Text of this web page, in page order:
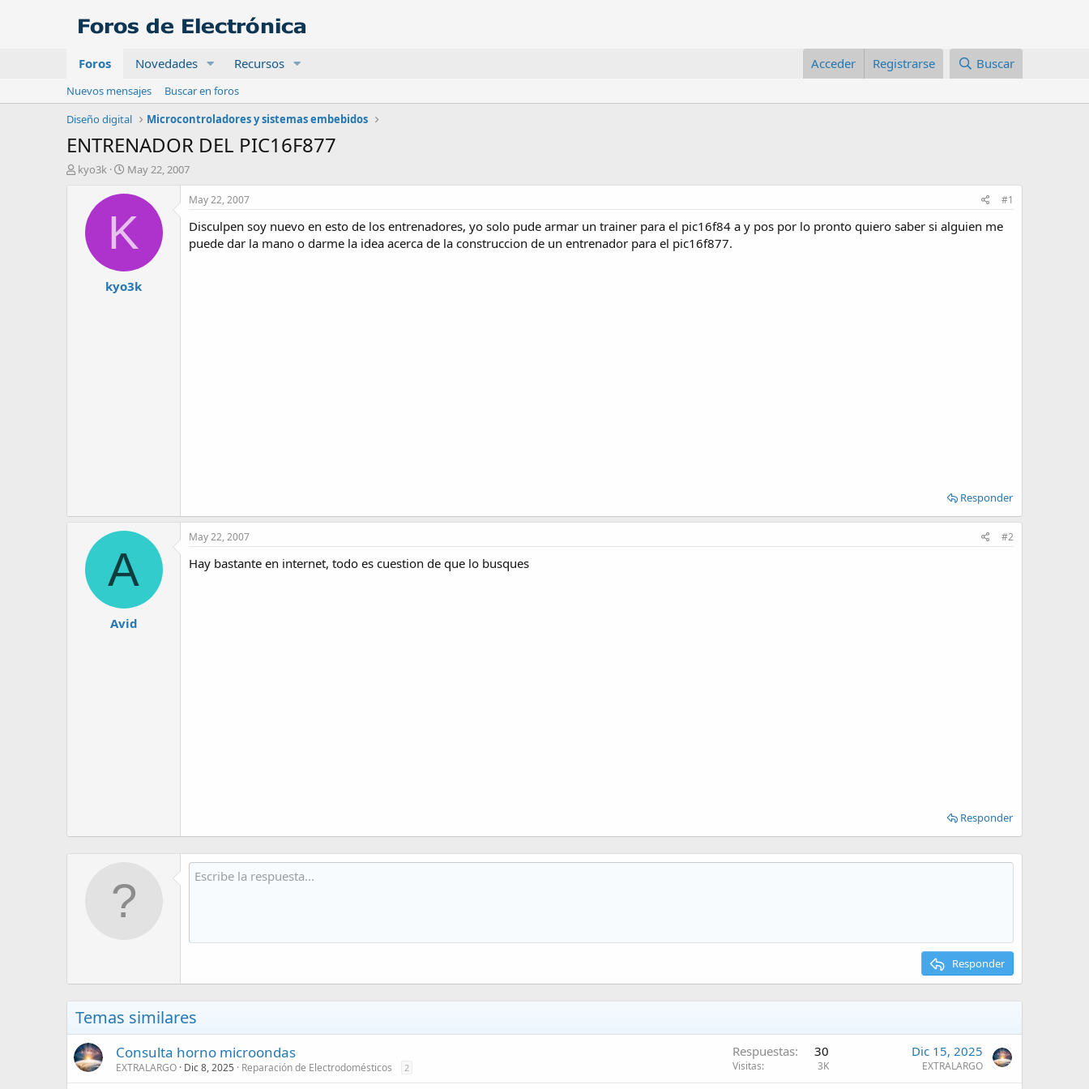
Foros Novedades Recursos Acceder Registrarse Buscar
Nuevos mensajes
Buscar en foros
Diseño digital
Microcontroladores y sistemas embebidos
ENTRENADOR DEL PIC16F877
A
kyo3k
F
c
a
d
i
n
May 22, 2007
K
kyo3k
May 22, 2007 #1
Disculpen soy nuevo en esto de los entrenadores, yo solo pude armar un trainer para el pic16f84 a y pos por lo pronto quiero saber si alguien me
puede dar la mano o darme la idea acerca de la construccion de un entrenador para el pic16f877.
Responder
A
Avid
May 22, 2007 #2
Hay bastante en internet, todo es cuestion de que lo busques
Responder
Responder
Temas similares
Consulta horno microondas
EXTRALARGO Dic 8, 2025 Reparación de Electrodomésticos 2
Respuestas 30
Visitas 3K
Dic 15, 2025
EXTRALARGO